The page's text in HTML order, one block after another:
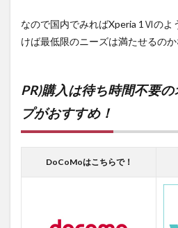
なので国内でみればXperia 1Ⅵのよ
けば最低限のニーズは満たせるのか
PR)購入は待ち時間不要
プがおすすめ！
DoCoMoはこちらで！